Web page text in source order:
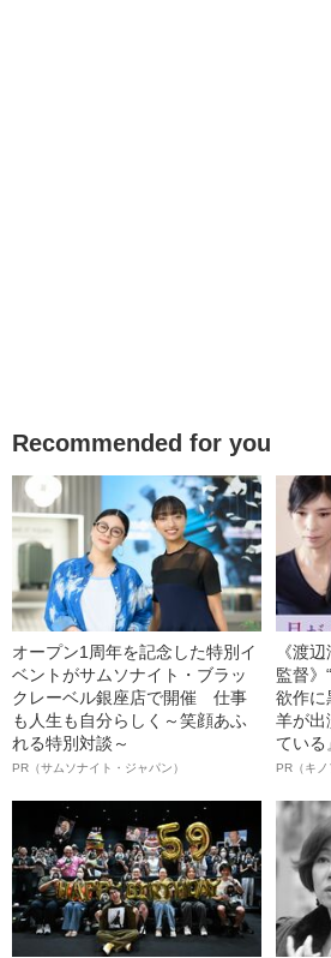
Recommended for you
オープン1周年を記念した特別イ
ベントがサムソナイト・ブラッ
クレーベル銀座店で開催 仕事
も人生も自分らしく～笑顔あふ
れる特別対談～
PR（サムソナイト・ジャパン）
《渡
監督》
欲作に
羊が出
ている
PR（キノ